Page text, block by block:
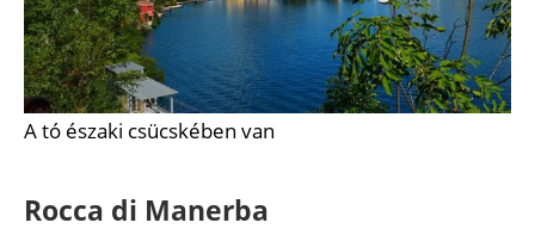
A tó északi csücskében van
Rocca di Manerba